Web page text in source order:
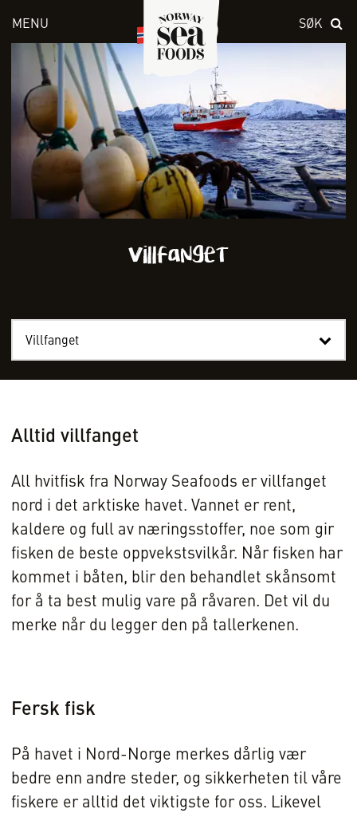
MENU SØK
Villfanget
Villfanget
Alltid villfanget
All hvitfisk fra Norway Seafoods er villfanget
nord i det arktiske havet. Vannet er rent,
kaldere og full av næringsstoffer, noe som gir
fisken de beste oppvekstsvilkår. Når fisken har
kommet i båten, blir den behandlet skånsomt
for å ta best mulig vare på råvaren. Det vil du
merke når du legger den på tallerkenen.
Fersk fisk
På havet i Nord-Norge merkes dårlig vær
bedre enn andre steder, og sikkerheten til våre
fiskere er alltid det viktigste for oss. Likevel